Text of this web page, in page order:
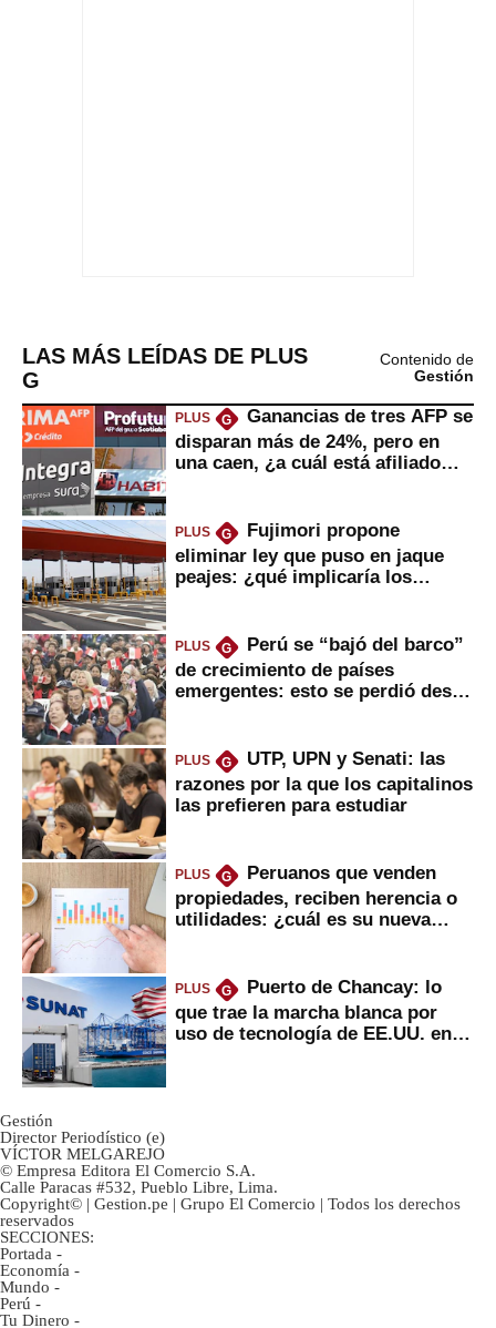
LAS MÁS LEÍDAS DE PLUS
G
Contenido de
Gestión
PLUS G
Ganancias de tres AFP se
disparan más de 24%, pero en
una caen, ¿a cuál está afiliado
PLUS G
Fujimori propone
eliminar ley que puso en jaque
peajes: ¿qué implicaría los
PLUS G
Perú se “bajó del barco”
de crecimiento de países
emergentes: esto se perdió desde
PLUS G
UTP, UPN y Senati: las
razones por la que los capitalinos
las prefieren para estudiar
PLUS G
Peruanos que venden
propiedades, reciben herencia o
utilidades: ¿cuál es su nueva
PLUS G
Puerto de Chancay: lo
que trae la marcha blanca por
uso de tecnología de EE.UU. en
Gestión
Director Periodístico (e)
VÍCTOR MELGAREJO
© Empresa Editora El Comercio S.A.
Calle Paracas #532, Pueblo Libre, Lima.
Copyright© | Gestion.pe | Grupo El Comercio | Todos los derechos
reservados
SECCIONES:
Portada -
Economía -
Mundo -
Perú -
Tu Dinero -